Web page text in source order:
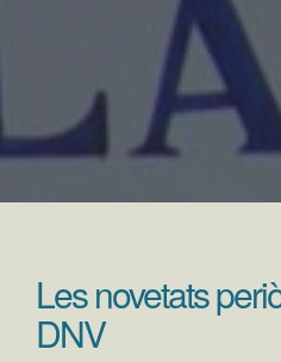
Les novetats
DNV